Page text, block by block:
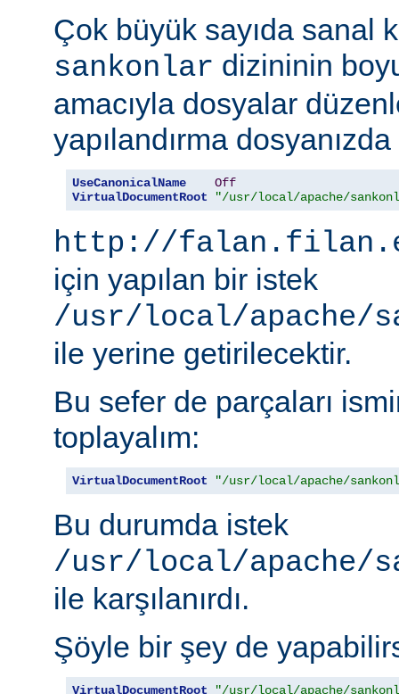
Çok büyük sayıda sanal
sankonlar dizininin
amacıyla dosyalar
yapılandırma
UseCanonicalName
Off
VirtualDocumentRoot
"/usr/local/apache/
http://
için yapılan bir istek
/usr/local/apache/
ile yerine getirilecektir.
Bu sefer de parçaları
toplayalım:
VirtualDocumentRoot "/usr/local/apache/
Bu durumda istek
/usr/local/apache/
ile karşılanırdı.
Şöyle bir şey de
VirtualDocumentRoot "/usr/local/apache/